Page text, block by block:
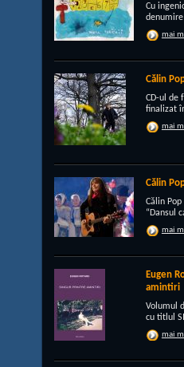
Cu
unei
voios
[…]
mai
Călin
CD-ul de
finalizat
rocker-ul
publică
mai
Călin
Călin
“Dansul
“Ritual
loc pe
Jocul
în
mai
Eugen
amintiri
Volumul
cu titlul
Eugen
unul, și l-
mai